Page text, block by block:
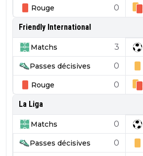
Rouge 0
Friendly International
Matchs 3
Passes décisives 0
Rouge 0
La Liga
Matchs 0
Passes décisives 0